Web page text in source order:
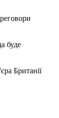
буде
Британії